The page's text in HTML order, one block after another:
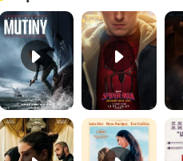
Le Triangle d'or Bande-annonce VF